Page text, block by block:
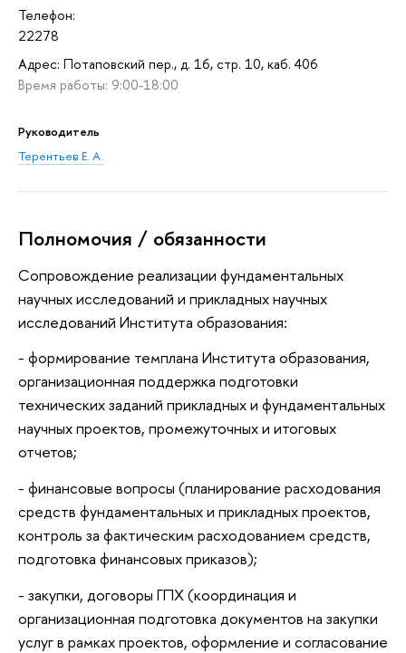
Телефон:
22278
Адрес: Потаповский пер., д. 16, стр. 10, каб. 406
Время работы: 9:00-18:00
Руководитель
Терентьев Е. А.
Полномочия / обязанности
Сопровождение реализации фундаментальных
научных исследований и прикладных научных
исследований Института образования:
- формирование темплана Института образования,
организационная поддержка подготовки
технических заданий прикладных и фундаментальных
научных проектов, промежуточных и итоговых
отчетов;
- финансовые вопросы (планирование расходования
средств фундаментальных и прикладных проектов,
контроль за фактическим расходованием средств,
подготовка финансовых приказов);
- закупки, договоры ГПХ (координация и
организационная подготовка документов на закупки
услуг в рамках проектов, оформление и согласование